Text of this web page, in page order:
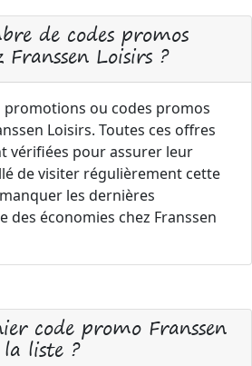
de codes promos
Franssen Loisirs ?
promotions ou codes promos
Loisirs. Toutes ces offres
vérifiées pour assurer leur
de visiter régulièrement cette
les dernières
des économies chez Franssen
code promo Franssen
liste ?